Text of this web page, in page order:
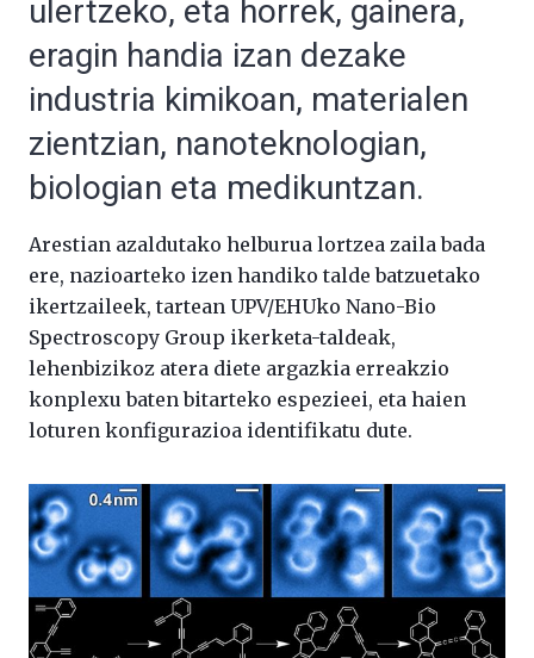
ulertzeko, eta horrek, gainera,
eragin handia izan dezake
industria kimikoan, materialen
zientzian, nanoteknologian,
biologian eta medikuntzan.
Arestian azaldutako helburua lortzea zaila bada
ere, nazioarteko izen handiko talde batzuetako
ikertzaileek, tartean UPV/EHUko Nano-Bio
Spectroscopy Group ikerketa-taldeak,
lehenbizikoz atera diete argazkia erreakzio
konplexu baten bitarteko espezieei, eta haien
loturen konfigurazioa identifikatu dute.